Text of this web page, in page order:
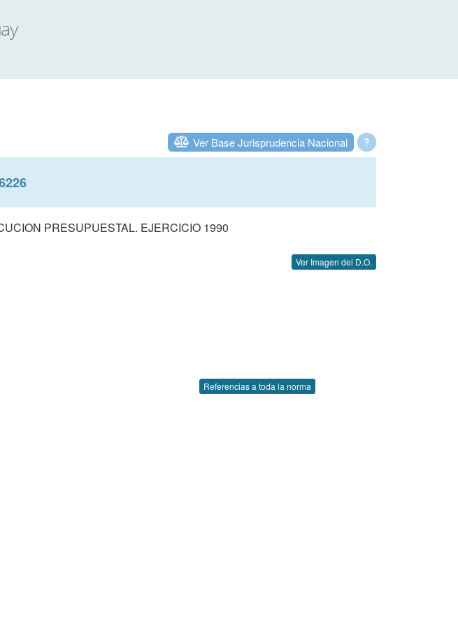
?
Ver Base Jurisprudencia Nacional
PRESUPUESTAL. EJERCICIO 1990
Ver Imagen del D.O.
Referencias a toda la norma